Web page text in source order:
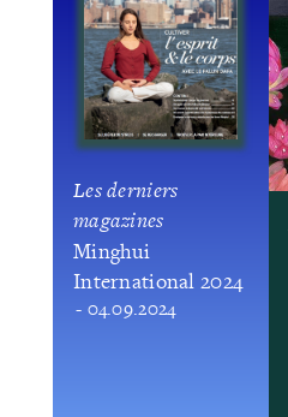
Les derniers
magazines
Minghui
International 2024
- 04.09.2024